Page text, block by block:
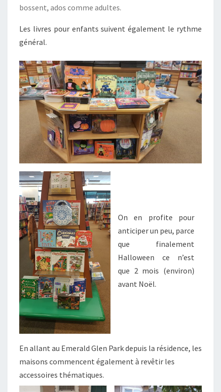
bossent, ados comme adultes.
Les livres pour enfants suivent également le rythme
général.
On en profite pour
anticiper un peu, parce
que finalement
Halloween ce n’est
que 2 mois (environ)
avant Noël.
En allant au Emerald Glen Park depuis la résidence, les
maisons commencent également à revêtir les
accessoires thématiques.